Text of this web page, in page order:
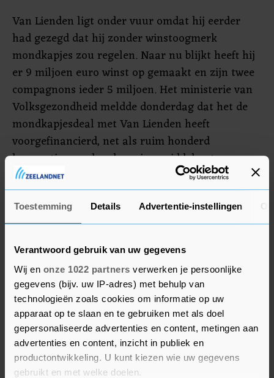
Toestemming Details Advertentie-instellingen
Verantwoord gebruik van uw gegevens
Wij en onze 1022 partners verwerken je persoonlijke
gegevens (bijv. uw IP-adres) met behulp van
technologieën zoals cookies om informatie op uw
apparaat op te slaan en te gebruiken met als doel
gepersonaliseerde advertenties en content, metingen aan
advertenties en content, inzicht in publiek en
productontwikkeling. U kunt kiezen wie uw gegevens
gebruikt en met welke doelen.
Van Lienden ligt onder vuur omdat hij eerder
had gezegd dat hij zonder winstoogmerk
mondkapjes zou regelen. Naar nu blijkt heeft hij
er 9 miljoen euro winst op gemaakt en zijn twee
compagnons ieder 5 miljoen. Het ministerie van
Volksgezondheid meldde donderdag dat het de
mondkapjesdeal met Van Lienden heeft
voorgefinancierd, net als ruim honderd
leveranties van beschermingsmiddelen tegen
corona door andere bedrijven.
De Tweede Kamer laakt zijn handelwijze. Maar
volgens Tamara van Ark (Medische Zorg) is alles
volgens de regels gegaan.